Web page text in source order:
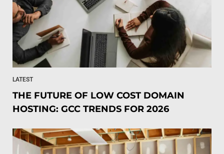
LATEST
THE FUTURE OF LOW COST DOMAIN
HOSTING: GCC TRENDS FOR 2026